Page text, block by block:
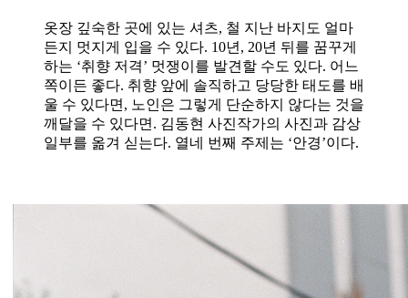
옷장 깊숙한 곳에 있는 셔츠, 철 지난 바지도 얼마
든지 멋지게 입을 수 있다. 10년, 20년 뒤를 꿈꾸게
하는 ‘취향 저격’ 멋쟁이를 발견할 수도 있다. 어느
쪽이든 좋다. 취향 앞에 솔직하고 당당한 태도를 배
울 수 있다면, 노인은 그렇게 단순하지 않다는 것을
깨달을 수 있다면. 김동현 사진작가의 사진과 감상
일부를 옮겨 싣는다. 열네 번째 주제는 ‘안경’이다.